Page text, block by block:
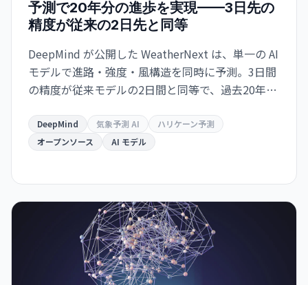
予測で20年分の進歩を実現——3日先の
精度が従来の2日先と同等
DeepMind が公開した WeatherNext は、単一の AI
モデルで進路・強度・風構造を同時に予測。3日間
の精度が従来モデルの2日間と同等で、過去20年の
た。GitHub でオープンソース化。
DeepMind 気象予測 AI
ハリケーン予測
オープンソース
AI モデル